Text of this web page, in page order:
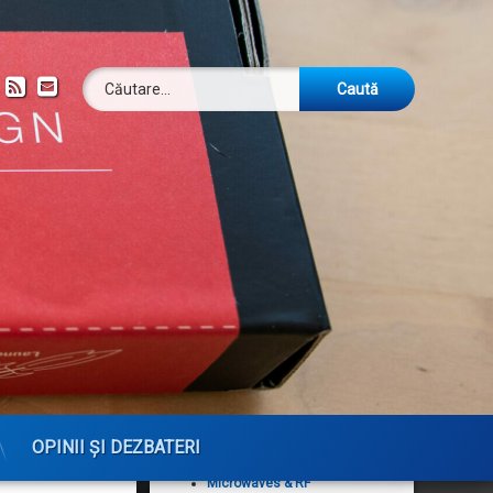
RSSEmailCaută după:
OPINII ȘI DEZBATERI
Publicații
Analog Dialogue
Arhiva revistei DUBUS
CQ — The Active Ham's
Magazine
CQ DL — Das
Amateurfunkmagazin
Microwaves & RF